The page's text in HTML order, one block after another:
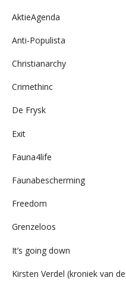
AktieAgenda
Anti-Populista
Christianarchy
Crimethinc
De Frysk
Exit
Fauna4life
Faunabescherming
Freedom
Grenzeloos
It’s going down
Kirsten Verdel (kroniek van